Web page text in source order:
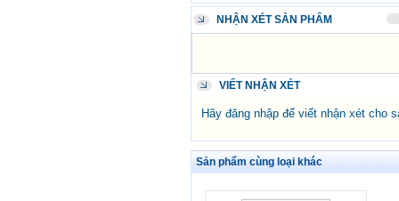
NHẬN XÉT SẢN PHẨM
VIẾT NHẬN XÉT
Hãy đăng nhập để viết nhận xét cho
Sản phẩm cùng loại khác